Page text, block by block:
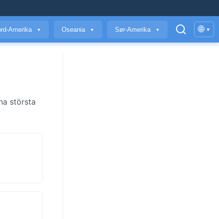
Amerika ▼ Oseania ▼ Sør-Amerika ▼ 🌐 ▾
största